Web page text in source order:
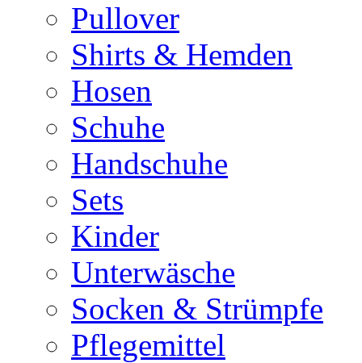
Pullover
Shirts & Hemden
Hosen
Schuhe
Handschuhe
Sets
Kinder
Unterwäsche
Socken & Strümpfe
Pflegemittel